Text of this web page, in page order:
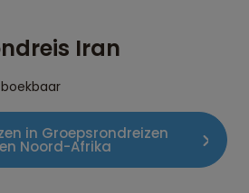
Iran
in Groepsrondreizen
Noord-Afrika